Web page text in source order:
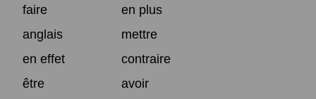
faire
en plus
anglais
mettre
en effet
contraire
être
avoir